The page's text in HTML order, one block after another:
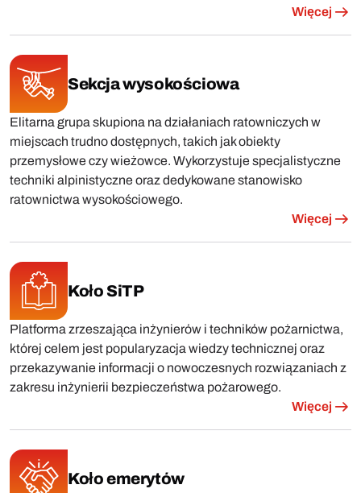
Więcej
Sekcja wysokościowa
Elitarna grupa skupiona na działaniach ratowniczych w
miejscach trudno dostępnych, takich jak obiekty
przemysłowe czy wieżowce. Wykorzystuje specjalistyczne
techniki alpinistyczne oraz dedykowane stanowisko
ratownictwa wysokościowego.
Więcej
Koło SiTP
Platforma zrzeszająca inżynierów i techników pożarnictwa,
której celem jest popularyzacja wiedzy technicznej oraz
przekazywanie informacji o nowoczesnych rozwiązaniach z
zakresu inżynierii bezpieczeństwa pożarowego.
Więcej
Koło emerytów